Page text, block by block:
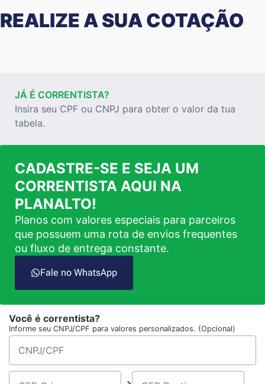
REALIZE A SUA COTAÇÃO
JÁ É CORRENTISTA?
Insira seu CPF ou CNPJ para obter o valor da tua
tabela.
CADASTRE-SE E SEJA UM
CORRENTISTA AQUI NA
PLANALTO!
Planos com valores especiais para parceiros
que possuem uma rota de envios frequentes
ou fluxo de entrega constante.
Fale no WhatsApp
Você é correntista?
Informe seu CNPJ/CPF para valores personalizados. (Opcional)